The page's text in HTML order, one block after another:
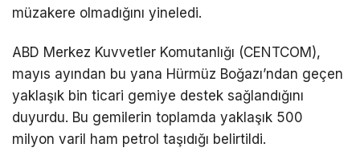
müzakere olmadığını yineledi.
ABD Merkez Kuvvetler Komutanlığı (CENTCOM),
mayıs ayından bu yana Hürmüz Boğazı’ndan geçen
yaklaşık bin ticari gemiye destek sağlandığını
duyurdu. Bu gemilerin toplamda yaklaşık 500
milyon varil ham petrol taşıdığı belirtildi.